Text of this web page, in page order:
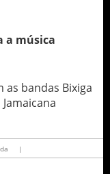
a música
as bandas Bixiga
|